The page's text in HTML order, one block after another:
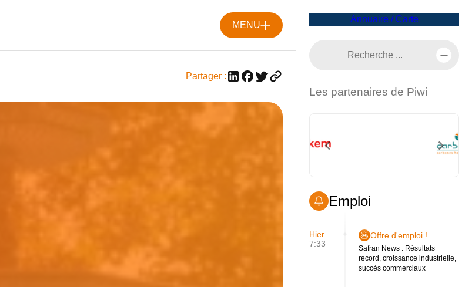
MENU
Partager :
Annuaire / Carte
Les partenaires de Piwi
Emploi
Hier
7:33
Offre d'emploi !
Safran News : Résultats
record, croissance industrielle,
succès commerciaux